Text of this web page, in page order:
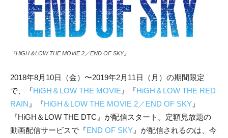
『HiGH＆LOW THE MOVIE 2／END OF SKY』
2018年8月10日（金）〜2019年2月11日（月）の期間限定
で、『HiGH＆LOW THE MOVIE 』『HiGH＆LOW THE RED
RAIN 』『HiGH＆LOW THE MOVIE 2／END OF SKY 』
『HiGH＆LOW THE DTC』が配信スタート。定額見放題の
動画配信サービスで『END OF SKY 』が配信されるのは、今